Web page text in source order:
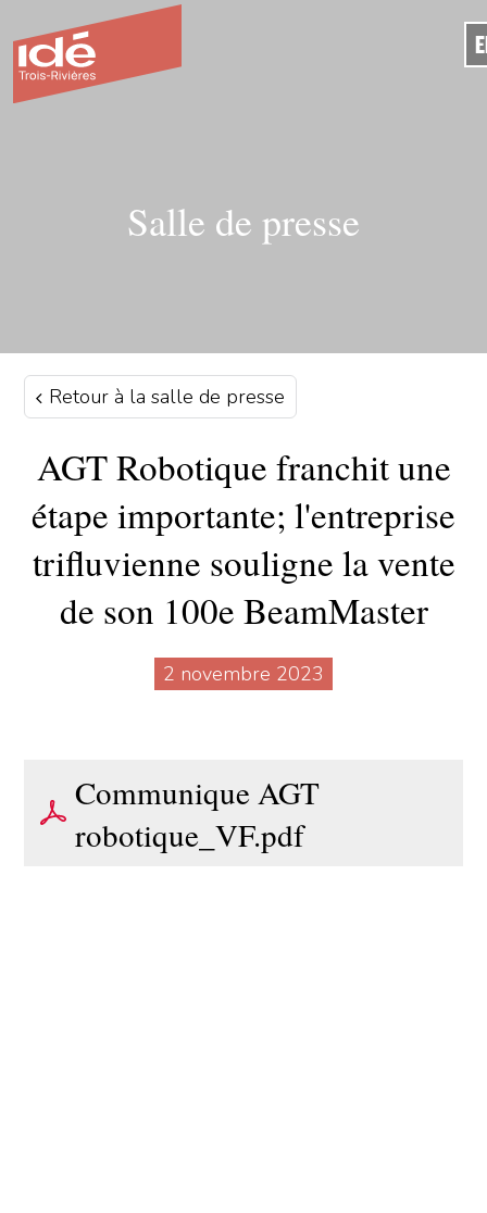
Salle de presse
Retour à la salle de presse
AGT Robotique franchit une
étape importante; l'entreprise
trifluvienne souligne la vente
de son 100e BeamMaster
2 novembre 2023
Communique AGT
robotique_VF.pdf